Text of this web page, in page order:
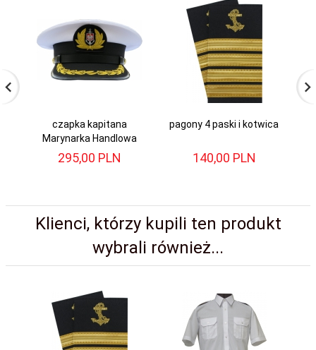
czapka kapitana
Marynarka Handlowa
295,00 PLN
pagony 4 paski i kotwica
140,00 PLN
Klienci, którzy kupili ten produkt
wybrali również...